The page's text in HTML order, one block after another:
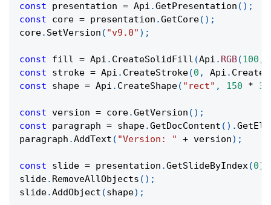
const presentation = Api .GetPresentation ( ) ;
const core = presentation .GetCore( ) ;
core. SetVersion ( "v9.0" ) ;
const fill = Api . CreateSolidFill (Api . RGB(100 ,
const stroke = Api . CreateStroke(0 , Api .
const shape = Api . CreateShape( "rect" , 150 *
const version = core.GetVersion ( ) ;
const paragraph = shape.GetDocContent ( ) .
paragraph .AddText ( "Version: " + version) ;
const slide = presentation .GetSlideByIndex(0)
slide. RemoveAllObjects ( ) ;
slide.AddObject (shape) ;